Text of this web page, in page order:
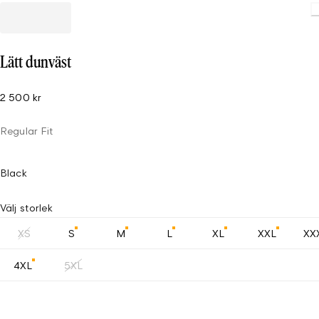
Lätt dunväst
2 500 kr
Regular Fit
Black
Välj storlek
XS S M L XL XXL
4XL 5XL